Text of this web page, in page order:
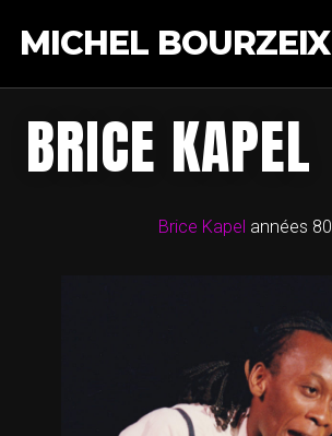
MICHEL BOURZEIX
BRICE KAPEL
Brice Kapel années 80